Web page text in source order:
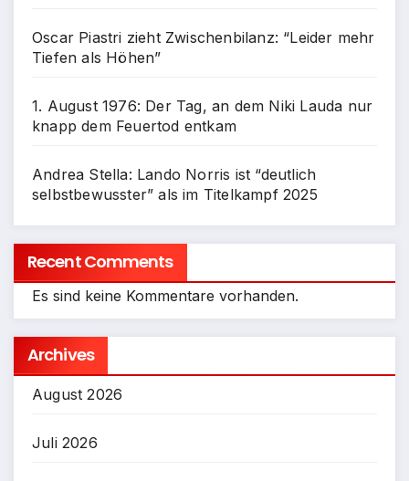
Oscar Piastri zieht Zwischenbilanz: “Leider mehr
Tiefen als Höhen”
1. August 1976: Der Tag, an dem Niki Lauda nur
knapp dem Feuertod entkam
Andrea Stella: Lando Norris ist “deutlich
selbstbewusster” als im Titelkampf 2025
Recent Comments
Es sind keine Kommentare vorhanden.
Archives
August 2026
Juli 2026